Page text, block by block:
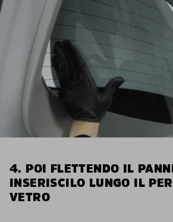
4. POI FLETTENDO IL
INSERISCILO LUNGO IL
VETRO